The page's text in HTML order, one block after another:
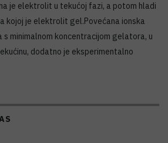
je elektrolit u tekućoj fazi, a potom hladi
kojoj je elektrolit gel.Povećana ionska
minimalnom koncentracijom gelatora, u
dodatno je eksperimentalno